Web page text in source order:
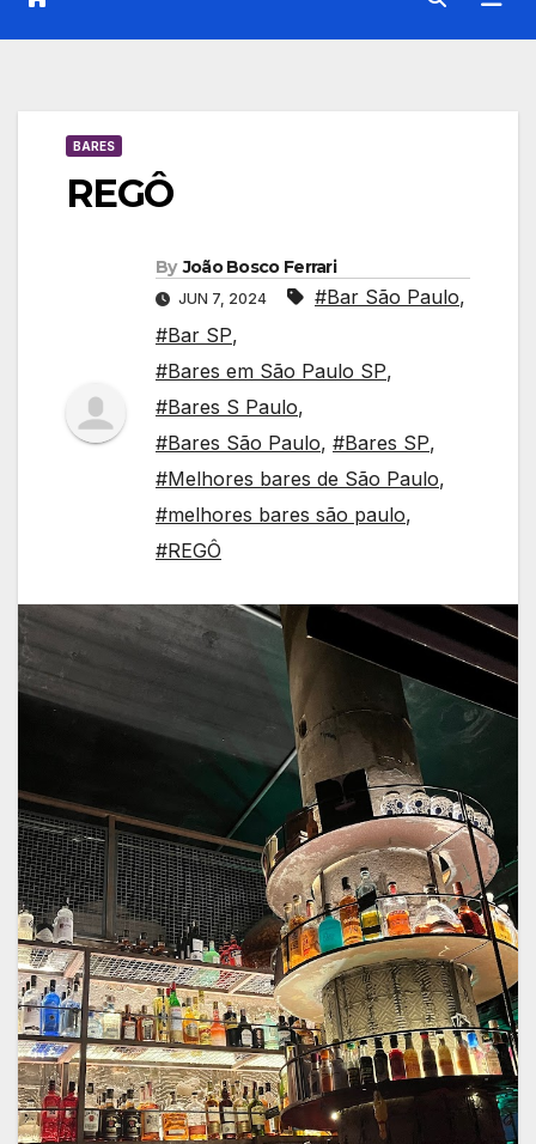
BARES
REGÔ
By João Bosco Ferrari
JUN 7, 2024 #Bar São Paulo,
#Bar SP,
#Bares em São Paulo SP,
#Bares S Paulo,
#Bares São Paulo, #Bares SP,
#Melhores bares de São Paulo,
#melhores bares são paulo,
#REGÔ